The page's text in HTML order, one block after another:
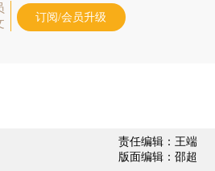
订阅/会员升级
责任编辑：王端
版面编辑：邵超